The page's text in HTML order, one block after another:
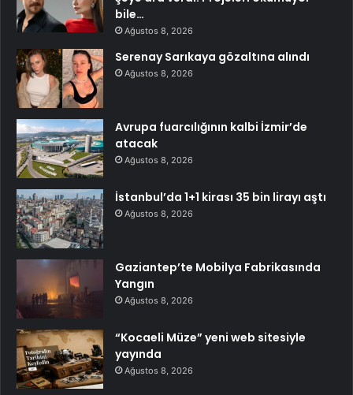
bile…
Ağustos 8, 2026
Serenay Sarıkaya gözaltına alındı
Ağustos 8, 2026
Avrupa fuarcılığının kalbi İzmir’de
atacak
Ağustos 8, 2026
İstanbul’da 1+1 kirası 35 bin lirayı aştı
Ağustos 8, 2026
Gaziantep’te Mobilya Fabrikasında
Yangın
Ağustos 8, 2026
“Kocaeli Müze” yeni web sitesiyle
yayında
Ağustos 8, 2026